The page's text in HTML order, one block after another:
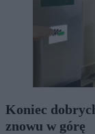
Koniec
znowu w górę